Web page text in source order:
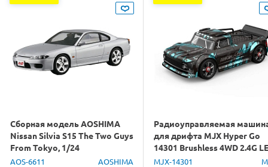
Сборная модель AOSHIMA
Nissan Silvia S15 The Two Guys
From Tokyo, 1/24
AOS-6611 AOSHIMA
Радиоуправляемая
для дрифта MJX Hyper Go
14301 Brushless 4WD 2.4G
1/14 RTR
MJX-14301